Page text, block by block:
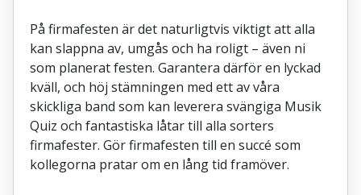
På firmafesten är det naturligtvis viktigt att alla
kan slappna av, umgås och ha roligt – även ni
som planerat festen. Garantera därför en lyckad
kväll, och höj stämningen med ett av våra
skickliga band som kan leverera svängiga Musik
Quiz och fantastiska låtar till alla sorters
firmafester. Gör firmafesten till en succé som
kollegorna pratar om en lång tid framöver.